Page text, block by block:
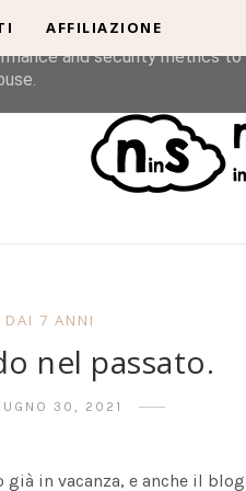
AFFILIAZIONE
DAI 7 ANNI
nel passato.
30, 2021
in vacanza, e anche il
its services and to
and security metrics